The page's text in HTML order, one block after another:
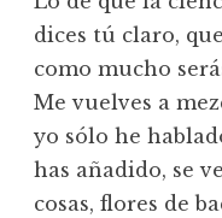
dices tú claro,
como mucho
Me vuelves a
yo sólo he
has añadido, se
cosas, flores de